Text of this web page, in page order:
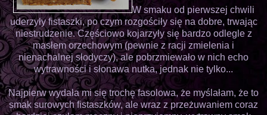
W smaku od pierwszej chwili
uderzyły fistaszki, po czym rozgościły się na dobre, trwając
niestrudzenie. Częściowo kojarzyły się bardzo odlegle z
masłem orzechowym (pewnie z racji zmielenia i
nienachalnej słodyczy), ale pobrzmiewało w nich echo
wytrawności i słonawa nutka, jednak nie tylko...
Najpierw wydała mi się trochę fasolowa, że myślałam, że to
smak surowych fistaszków, ale wraz z przeżuwaniem coraz